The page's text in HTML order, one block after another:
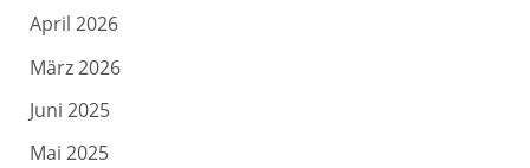
April 2026
März 2026
Juni 2025
Mai 2025